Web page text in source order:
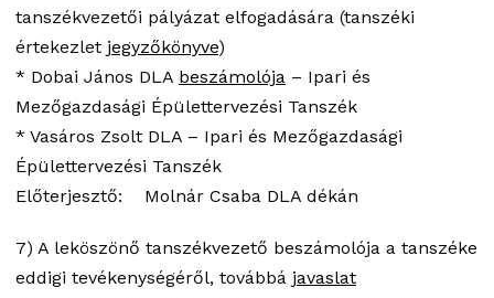
tanszékvezetői pályázat elfogadására (tanszéki
értekezlet jegyzőkönyve)
* Dobai János DLA beszámolója – Ipari és
Mezőgazdasági Épülettervezési Tanszék
* Vasáros Zsolt DLA – Ipari és Mezőgazdasági
Épülettervezési Tanszék
Előterjesztő: Molnár Csaba DLA dékán
7) A leköszönő tanszékvezető beszámolója a tanszéke
eddigi tevékenységéről, továbbá javaslat